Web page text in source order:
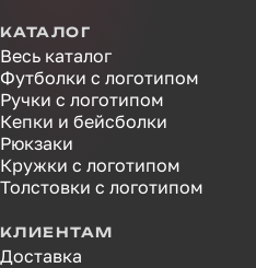
КАТАЛОГ
Весь каталог
Футболки с логотипом
Ручки с логотипом
Кепки и бейсболки
Рюкзаки
Кружки с логотипом
Толстовки с логотипом
КЛИЕНТАМ
Доставка